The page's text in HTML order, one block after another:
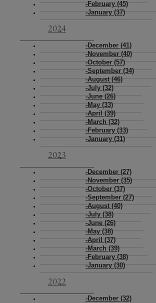
February (45)
January (37)
2024
December (41)
November (40)
October (57)
September (34)
August (46)
July (32)
June (26)
May (33)
April (39)
March (32)
February (33)
January (31)
2023
December (27)
November (35)
October (37)
September (27)
August (40)
July (38)
June (26)
May (38)
April (37)
March (39)
February (38)
January (30)
2022
December (32)